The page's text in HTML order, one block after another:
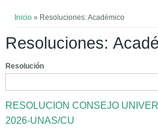
Inicio » Resoluciones: Académico
Resoluciones:
Resolución
RESOLUCION CONSEJO
2026-UNAS/CU